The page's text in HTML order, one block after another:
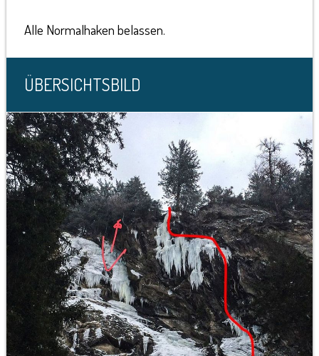
Alle Normalhaken belassen.
ÜBERSICHTSBILD